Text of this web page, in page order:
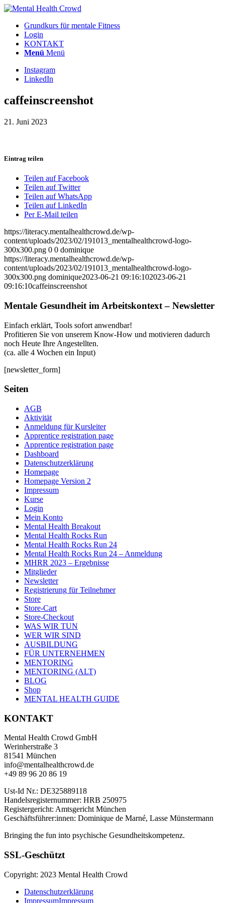
Grundkurs für mentale Fitness
Login
KONTAKT
Menü Menü
Instagram
LinkedIn
caffeinscreenshot
21. Juni 2023
Eintrag teilen
Teilen auf Facebook
Teilen auf Twitter
Teilen auf WhatsApp
Teilen auf LinkedIn
Per E-Mail teilen
https://literacy.mentalhealthcrowd.de/wp-
content/uploads/2023/02/191013_mentalhealthcrowd-logo-
300x300.png 0 0 dominique
https://literacy.mentalhealthcrowd.de/wp-
content/uploads/2023/02/191013_mentalhealthcrowd-logo-
300x300.png dominique2023-06-21 09:16:102023-06-21
09:16:10caffeinscreenshot
Mentale Gesundheit im Arbeitskontext – Newsletter
Einfach erklärt, Tools sofort anwendbar!
Profitieren Sie von unserem Know-How und motivieren dadurch
noch Heute Ihre Angestellten.
(ca. alle 4 Wochen ein Input)
[newsletter_form]
Seiten
AGB
Aktivität
Anmeldung für Kursleiter
Apprentice registration page
Apprentice registration page
Dashboard
Datenschutzerklärung
Homepage
Homepage Version 2
Impressum
Kurse
Login
Mein Konto
Mental Health Breakout
Mental Health Rocks Run
Mental Health Rocks Run 24
Mental Health Rocks Run 24 – Anmeldung
MHRR 2023 – Ergebnisse
Mitglieder
Newsletter
Registrierung für Teilnehmer
Store
Store-Cart
Store-Checkout
WAS WIR TUN
WER WIR SIND
AUSBILDUNG
FÜR UNTERNEHMEN
MENTORING
MENTORING (ALT)
BLOG
Shop
MENTAL HEALTH GUIDE
KONTAKT
Mental Health Crowd GmbH
Werinherstraße 3
81541 München
info@mentalhealthcrowd.de
+49 89 96 20 86 19
Ust-Id Nr.: DE325889118
Handelsregisternummer: HRB 250975
Registergericht: Amtsgericht München
Geschäftsführer:innen: Dominique de Marné, Lasse Münstermann
Bringing the fun into psychische Gesundheitskompetenz.
SSL-Geschützt
Copyright: 2023 Mental Health Crowd
Datenschutzerklärung
ImpressumImpressum